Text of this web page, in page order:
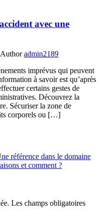
avec une
Author admin2189
imprévus qui peuvent
à savoir est qu’après
certains gestes de
Découvrez la
Sécuriser la zone de
corporels ou […]
référence dans le domaine
et comment ?
Les champs obligatoires